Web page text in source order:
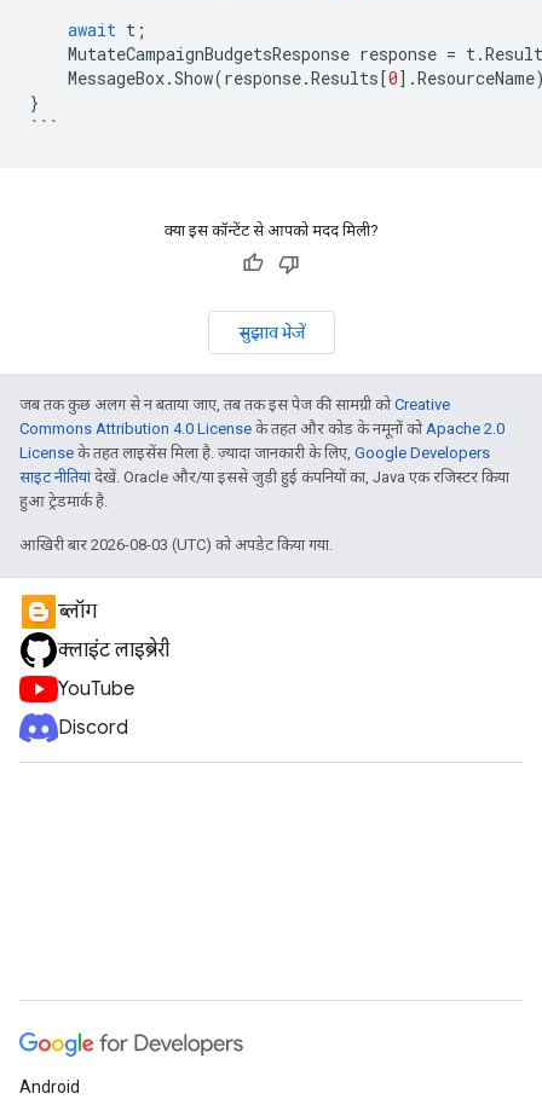
await t ;
MutateCampaignBudgetsResponse response = t.Result
MessageBox.Show(response.Results[0].ResourceName
}
```
क्या इस कॉन्टेंट से आपको मदद मिली?
सुझाव भेजें
जब तक कुछ अलग से न बताया जाए, तब तक इस पेज की सामग्री कोCreative
Commons Attribution 4.0 License के तहत और कोड के नमूनों कोApache 2.0
License के तहत लाइसेंस मिला है. ज़्यादा जानकारी के लिए, Google Developers
साइट नीतियांदेखें. Oracle और/या इससे जुड़ी हुई कंपनियों का, Java एक रजिस्टर किया
हुआ ट्रेडमार्क है.
आखिरी बार 2026-08-03 (UTC) को अपडेट किया गया.
ब्लॉग
क्लाइंट लाइब्रेरी
YouTube
Discord
Android